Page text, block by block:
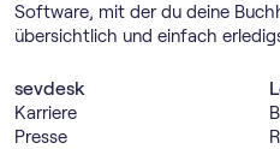
Software, mit der du deine
übersichtlich und einfach
sevdesk
Karriere
Presse